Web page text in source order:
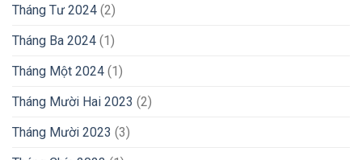
Tháng Tư 2024 (2)
Tháng Ba 2024 (1)
Tháng Một 2024 (1)
Tháng Mười Hai 2023 (2)
Tháng Mười 2023 (3)